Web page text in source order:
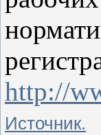
http://
Источник.